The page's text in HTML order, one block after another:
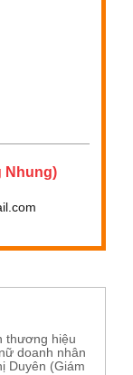
Nhung)
thương hiệu
doanh nhân
Duyên (Giám